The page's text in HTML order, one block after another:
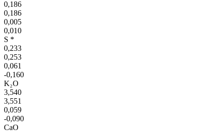
0,186
0,186
0,005
0,010
S *
0,233
0,253
0,061
-0,160
K₂O
3,540
3,551
0,059
-0,090
CaO